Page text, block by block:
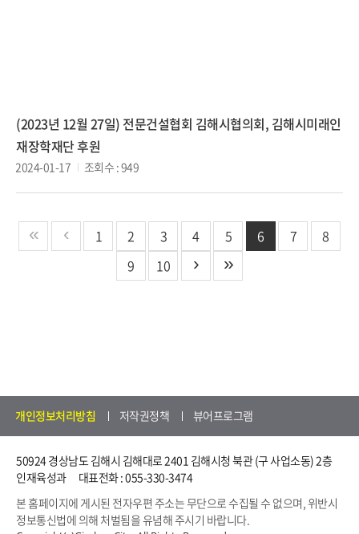
(2023년 12월 27일) 전문건설협회 김해시협의회, 김해시미래인
재장학재단 후원
2024-01-17 조회수 : 949
1 2 3 4 5 6 7
8
9
10
개인정보처리방침 저작권정책 뷰어프로그램
50924 경상남도 김해시 김해대로 2401 김해시청 북관 (구 사업소동) 2층
인재육성과 대표전화 : 055-330-3474
본 홈페이지에 게시된 전자우편 주소는 무단으로 수집될 수 없으며, 위반시
정보통신법에 의해 처벌됨을 유념해 주시기 바랍니다.